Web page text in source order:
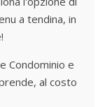
a tendina, in
Condominio e
al costo